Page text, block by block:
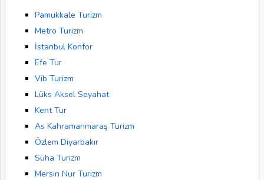
Pamukkale Turizm
Metro Turizm
İstanbul Konfor
Efe Tur
Vib Turizm
Lüks Aksel Seyahat
Kent Tur
As Kahramanmaraş Turizm
Özlem Diyarbakır
Süha Turizm
Mersin Nur Turizm